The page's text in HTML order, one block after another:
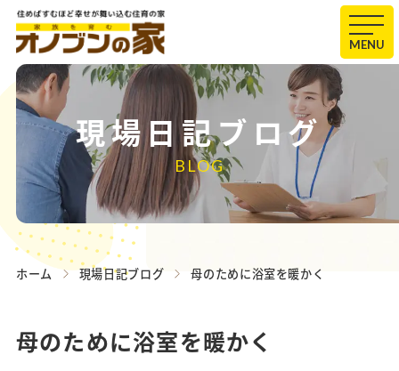
MENU
現場日記ブログ
BLOG
ホーム 現場日記ブログ 母のために浴室を暖かく
母のために浴室を暖かく